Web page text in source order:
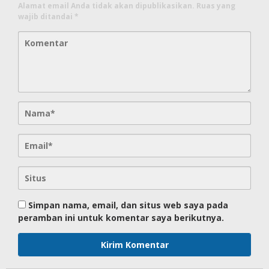
Alamat email Anda tidak akan dipublikasikan. Ruas yang
wajib ditandai *
Simpan nama, email, dan situs web saya pada
peramban ini untuk komentar saya berikutnya.